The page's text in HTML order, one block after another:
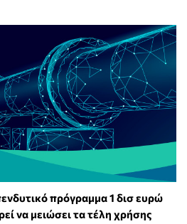
πρόγραμμα 1 δισ ευρώ
να μειώσει τα τέλη χρήσης